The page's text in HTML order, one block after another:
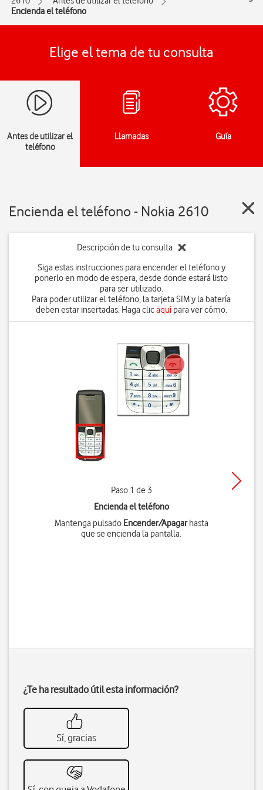
Encienda el teléfono
Elige el tema de tu consulta
Antes de utilizar el
teléfono
Llamadas Guía
Encienda el teléfono - Nokia 2610
Descripción de tu consulta
Siga estas instrucciones para encender el teléfono y
ponerlo en modo de espera, desde donde estará listo
para ser utilizado.
Para poder utilizar el teléfono, la tarjeta SIM y la batería
deben estar insertadas. Haga clicaquípara ver cómo.
Paso 1 de 3
Encienda el teléfono
Mantenga pulsado Encender/Apagarhasta
que se encienda la pantalla.
¿Te ha resultado útil esta información?
Sí, gracias